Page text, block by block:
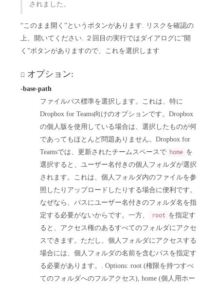
されました。
“このまま開く”というボタンがあります. リスクを確認の
上、開いてください. ２回目の実行ではダイアログに”開
く”ボタンがありますので、これを選択します
オプション:
-base-path
ファイルパス標準を選択します。これは、特に
Dropbox for Teams向けのオプションです。Dropbox
の個人版を使用している場合は、選択したものが何
であってもほとんど問題ありません。Dropbox for
Teamsでは、更新されたチームスペースで home を
選択すると、ユーザー名付きの個人フォルダが選択
されます。これは、個人フォルダ内のファイルを参
照したりアップロードしたりする場合に便利です。
なぜなら、パスにユーザー名付きのフォルダ名を指
定する必要がないからです。一方、
root を指定す
ると、アクセス権のあるすべてのフォルダにアクセ
スできます。ただし、個人フォルダにアクセスする
場合には、個人フォルダの名前を含むパスを指定す
る必要があります。. Options: root (権限を持つすべ
てのフォルダへのフルアクセス), home (個人用ホー